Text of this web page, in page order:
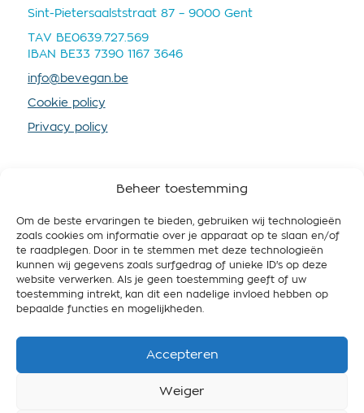
Beheer toestemming
Om de beste ervaringen te bieden, gebruiken wij technologieën
zoals cookies om informatie over je apparaat op te slaan en/of
te raadplegen. Door in te stemmen met deze technologieën
kunnen wij gegevens zoals surfgedrag of unieke ID's op deze
website verwerken. Als je geen toestemming geeft of uw
toestemming intrekt, kan dit een nadelige invloed hebben op
bepaalde functies en mogelijkheden.
Accepteren
Weiger
Sint-Pietersaalststraat 87 – 9000 Gent
TAV BE0639.727.569
IBAN BE33 7390 1167 3646
info@bevegan.be
Cookie policy
Privacy policy
SOUTENEZ-NOUS
En devenant membre vous nous fournissez plus de
ressources, afin que nous puissions mieux
promouvoir le véganisme et travailler pour une
Belgique respectueuse de l’animal, des gens et de
Vous aussi, vous
voulez faire la
différence ?
encore plus de personnes vers une alimentation
donne également droit à une attestation fiscale.
×